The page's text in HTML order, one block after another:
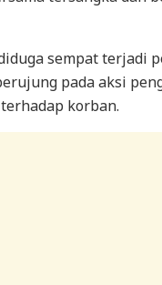
sempat terjadi
pada aksi
korban.